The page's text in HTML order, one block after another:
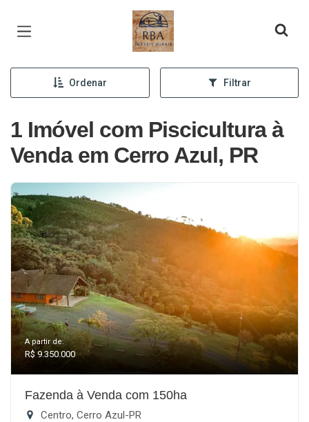
Página inicial
Ordenar Filtrar
1 Imóvel com Piscicultura à
Venda em Cerro Azul, PR
A partir de:
R$ 9.350.000
Fazenda à Venda com 150ha
Centro, Cerro Azul-PR